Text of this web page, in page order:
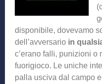
disponibile, dovevamo
dell’avversario in
c’erano falli, punizioni o
fuorigioco. Le uniche
palla usciva dal campo